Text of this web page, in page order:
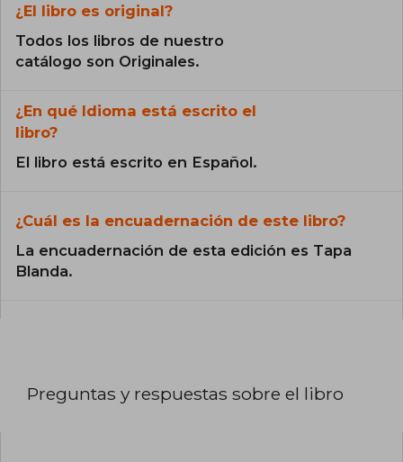
¿El libro es original?
Todos los libros de nuestro
catálogo son Originales.
¿En qué Idioma está escrito el
libro?
El libro está escrito en Español.
¿Cuál es la encuadernación de este libro?
La encuadernación de esta edición es Tapa
Blanda.
Preguntas y respuestas sobre el libro